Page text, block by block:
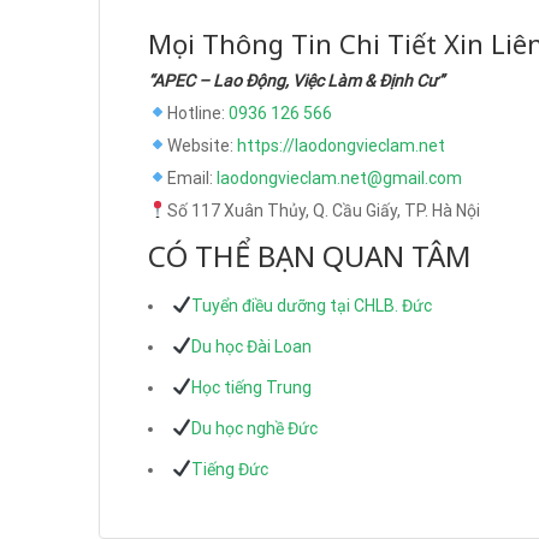
Mọi Thông Tin Chi Tiết Xin
“APEC – Lao Động, Việc Làm & Định Cư”
Hotline: 0936 126 566
Website: https://laodongvieclam.net
Email: laodongvieclam.net@gmail.com
Số 117 Xuân Thủy, Q. Cầu Giấy, TP. Hà Nội
CÓ THỂ BẠN QUAN TÂM
Tuyển điều dưỡng tại CHLB. Đức
Du học Đài Loan
Học tiếng Trung
Du học nghề Đức
Tiếng Đức